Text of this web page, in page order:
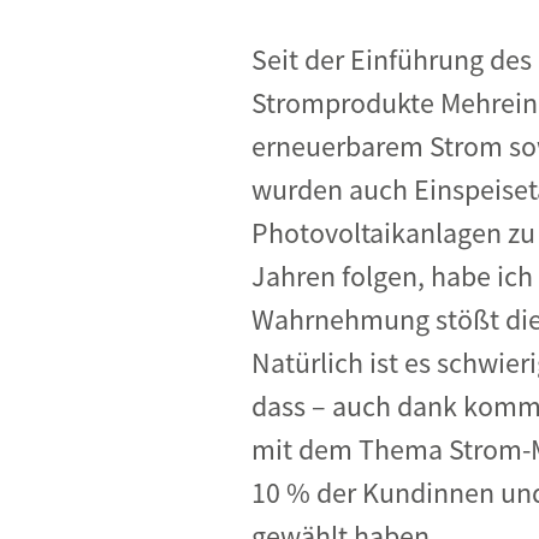
Seit der Einführung
Stromprodukte
erneuerbarem Strom
wurden auch
Photovoltaikanlagen
Jahren folgen, habe
Wahrnehmung stößt
Natürlich ist es
dass – auch dank
mit dem Thema
10 % der Kundinnen